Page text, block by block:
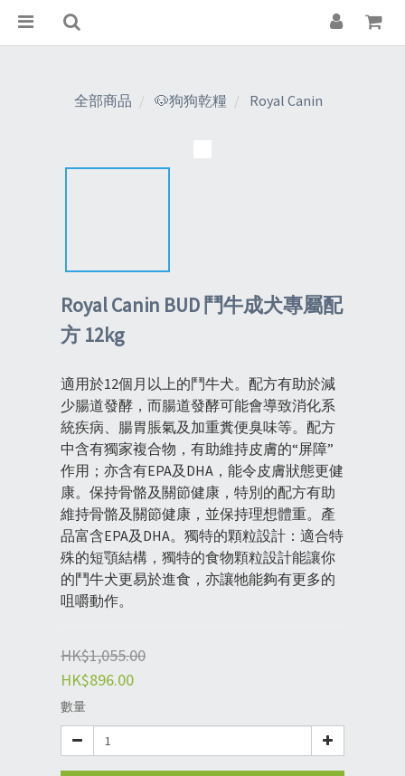
全部商品 🐶狗狗乾糧 Royal Canin
Royal Canin BUD 鬥牛成犬專屬配
方 12kg
適用於12個月以上的鬥牛犬。配方有助於減
少腸道發酵，而腸道發酵可能會導致消化系
統疾病、腸胃脹氣及加重糞便臭味等。配方
中含有獨家複合物，有助維持皮膚的“屏障”
作用；亦含有EPA及DHA，能令皮膚狀態更健
康。保持骨骼及關節健康，特別的配方有助
維持骨骼及關節健康，並保持理想體重。產
品富含EPA及DHA。獨特的顆粒設計：適合特
殊的短顎結構，獨特的食物顆粒設計能讓你
的鬥牛犬更易於進食，亦讓牠能夠有更多的
咀嚼動作。
HK$1,055.00
HK$896.00
數量